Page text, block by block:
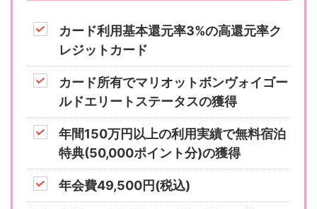
カード利用基本還元率3%の高還元率ク
レジットカード
カード所有でマリオットボンヴォイゴー
ルドエリートステータスの獲得
年間150万円以上の利用実績で無料宿泊
特典(50,000ポイント分)の獲得
年会費49,500円(税込)